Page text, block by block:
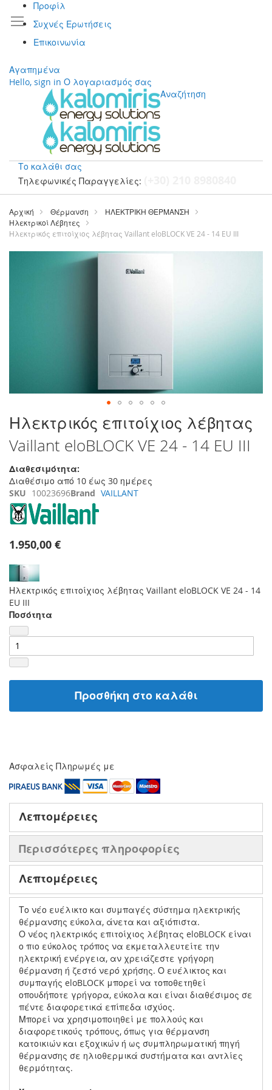
Προφίλ
Συχνές Ερωτήσεις
Επικοινωνία
Αγαπημένα
Hello, sign in Ο λογαριασμός σας
Αναζήτηση
Το καλάθι σας
Τηλεφωνικές Παραγγελίες:
Μετάβαση
περιεχόμενο
Αρχική Θέρμανση
ΗΛΕΚΤΡΙΚΗ ΘΕΡΜΑΝΣΗ
Ηλεκτρικοί Λέβητες
Ηλεκτρικός επιτοίχιος λέβητας Vaillant eloBLOCK VE 24 - 14 EU III
Μετάβαση
στην
αρχή
της
συλλογής
εικόνων
Ηλεκτρικός επιτοίχιος λέβητας
Vaillant eloBLOCK VE 24 - 14 EU III
Διαθεσιμότητα:
Διαθέσιμο από 10 έως 30 ημέρες
SKU 10023696Brand VAILLANT
1.950,00 €
Ηλεκτρικός επιτοίχιος λέβητας Vaillant eloBLOCK VE 24 - 14
EU III
Ποσότητα
Προσθήκη στο καλάθι
Ασφαλείς Πληρωμές με
Λεπτομέρειες
Περισσότερες πληροφορίες
Λεπτομέρειες
Το νέο ευέλικτο και συμπαγές σύστημα ηλεκτρικής
θέρμανσης εύκολα, άνετα και αξιόπιστα.
Ο νέος ηλεκτρικός επιτοίχιος λέβητας eloBLOCK είναι
ο πιο εύκολος τρόπος να εκμεταλλευτείτε την
ηλεκτρική ενέργεια, αν χρειάζεστε γρήγορη
θέρμανση ή ζεστό νερό χρήσης. Ο ευέλικτος και
συμπαγής eloBLOCK μπορεί να τοποθετηθεί
οπουδήποτε γρήγορα, εύκολα και είναι διαθέσιμος σε
πέντε διαφορετικά επίπεδα ισχύος.
Μπορεί να χρησιμοποιηθεί με πολλούς και
διαφορετικούς τρόπους, όπως για θέρμανση
κατοικιών και εξοχικών ή ως συμπληρωματική πηγή
θέρμανσης σε ηλιοθερμικά συστήματα και αντλίες
θερμότητας.